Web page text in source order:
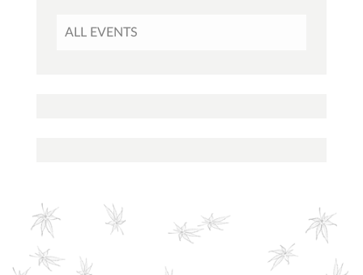
ALL EVENTS